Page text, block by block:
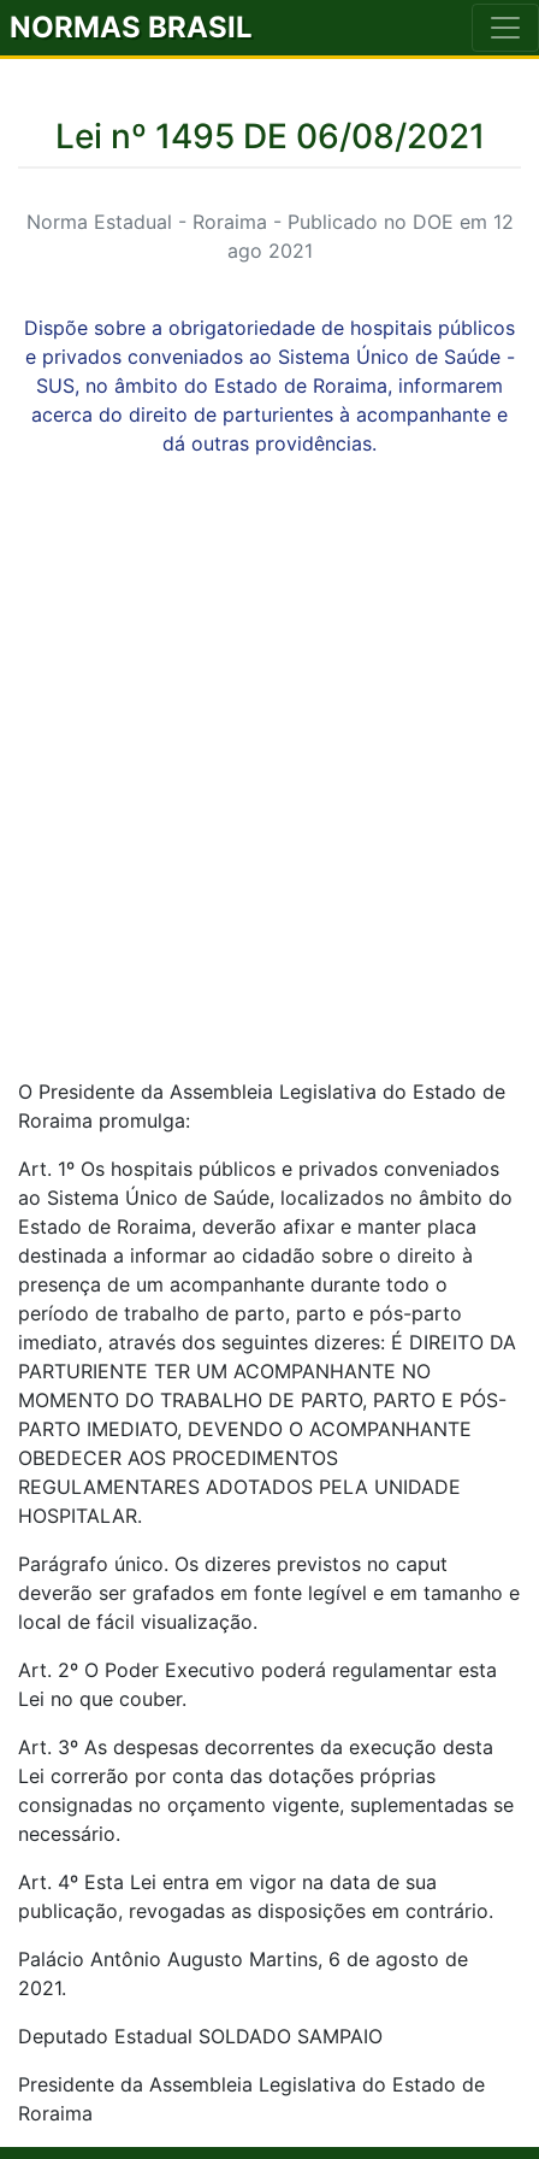
NORMAS BRASIL
Lei nº 1495 DE 06/08/2021
Norma Estadual - Roraima - Publicado no DOE em 12
ago 2021
Dispõe sobre a obrigatoriedade de hospitais públicos
e privados conveniados ao Sistema Único de Saúde -
SUS, no âmbito do Estado de Roraima, informarem
acerca do direito de parturientes à acompanhante e
dá outras providências.
O Presidente da Assembleia Legislativa do Estado de
Roraima promulga:
Art. 1º Os hospitais públicos e privados conveniados
ao Sistema Único de Saúde, localizados no âmbito do
Estado de Roraima, deverão afixar e manter placa
destinada a informar ao cidadão sobre o direito à
presença de um acompanhante durante todo o
período de trabalho de parto, parto e pós-parto
imediato, através dos seguintes dizeres: É DIREITO DA
PARTURIENTE TER UM ACOMPANHANTE NO
MOMENTO DO TRABALHO DE PARTO, PARTO E PÓS-
PARTO IMEDIATO, DEVENDO O ACOMPANHANTE
OBEDECER AOS PROCEDIMENTOS
REGULAMENTARES ADOTADOS PELA UNIDADE
HOSPITALAR.
Parágrafo único. Os dizeres previstos no caput
deverão ser grafados em fonte legível e em tamanho e
local de fácil visualização.
Art. 2º O Poder Executivo poderá regulamentar esta
Lei no que couber.
Art. 3º As despesas decorrentes da execução desta
Lei correrão por conta das dotações próprias
consignadas no orçamento vigente, suplementadas se
necessário.
Art. 4º Esta Lei entra em vigor na data de sua
publicação, revogadas as disposições em contrário.
Palácio Antônio Augusto Martins, 6 de agosto de
2021.
Deputado Estadual SOLDADO SAMPAIO
Presidente da Assembleia Legislativa do Estado de
Roraima